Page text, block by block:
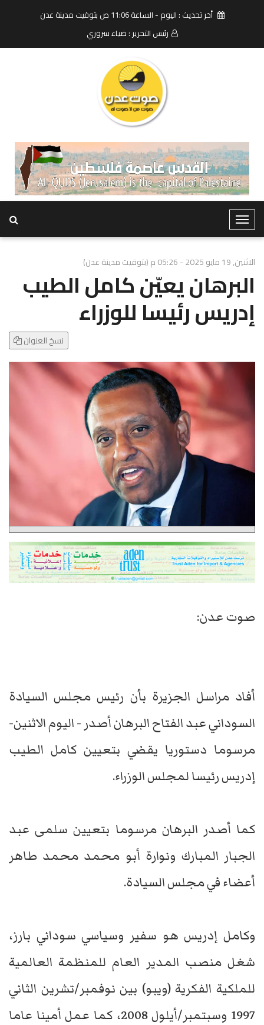
أخر تحديث : اليوم - الساعة 11:06 ص بتوقيت مدينة عدن
رئيس التحرير : ضياء سروري
T
o
g
e
N
a
g
o
الاثنين, 19 مايو 2025 - 05:26 م (بتوقيت مدينة عدن)
البرهان يعيّن كامل الطيب
إدريس رئيسا للوزراء
نسخ العنوان
صوت عدن:
أفاد مراسل الجزيرة بأن رئيس مجلس السيادة
السوداني عبد الفتاح البرهان أصدر - اليوم الاثنين-
مرسوما دستوريا يقضي بتعيين كامل الطيب
إدريس رئيسا لمجلس الوزراء.
كما أصدر البرهان مرسوما بتعيين سلمى عبد
الجبار المبارك ونوارة أبو محمد محمد طاهر
أعضاء في مجلس السيادة.
وكامل إدريس هو سفير وسياسي سوداني بارز،
شغل منصب المدير العام للمنظمة العالمية
للملكية الفكرية (ويبو) بين نوفمبر/تشرين الثاني
1997 وسبتمبر/أيلول 2008، كما عمل أمينا عاما